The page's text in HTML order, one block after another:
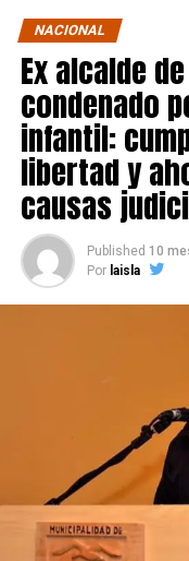
NACIONAL
Ex alcalde
condenado
infantil:
libertad y
causas
Published 10
Por laisla